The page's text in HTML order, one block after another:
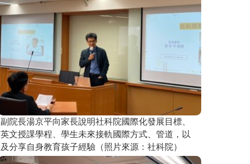
副院長湯京平向家長說明社科院國際化發展目標、
英文授課學程、學生未來接軌國際方式、管道，以
及分享自身教育孩子經驗（照片來源：社科院）